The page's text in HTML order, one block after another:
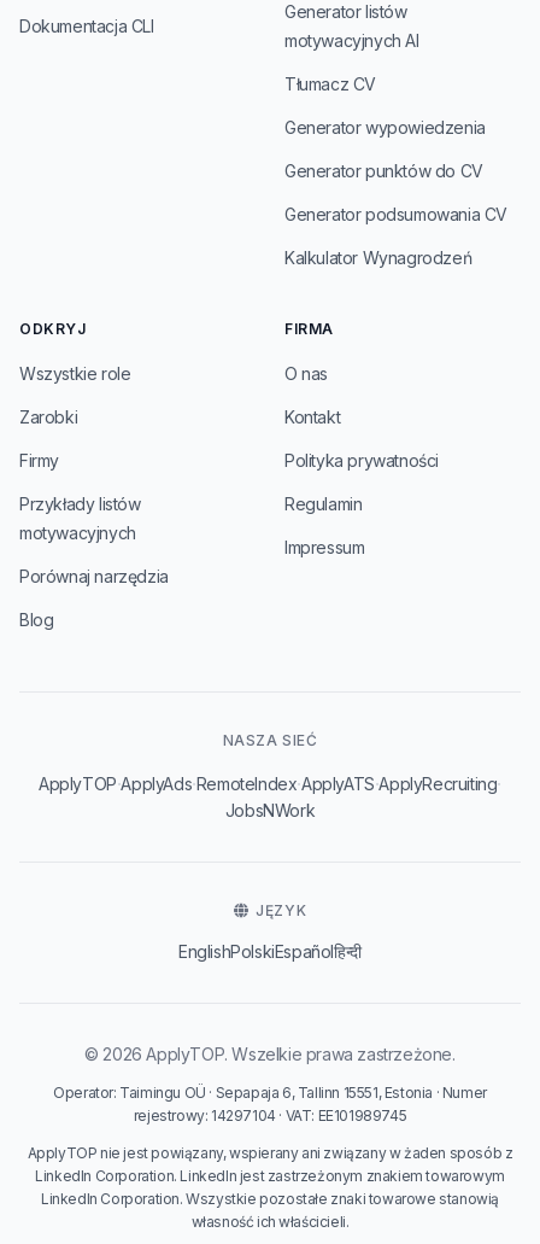
Dokumentacja CLI
Generator listów
motywacyjnych AI
Tłumacz CV
Generator wypowiedzenia
Generator punktów do CV
Generator podsumowania CV
Kalkulator Wynagrodzeń
ODKRYJ
Wszystkie role
Zarobki
Firmy
Przykłady listów
motywacyjnych
Porównaj narzędzia
Blog
FIRMA
O nas
Kontakt
Polityka prywatności
Regulamin
Impressum
NASZA SIEĆ
ApplyTOP·ApplyAds·RemoteIndex·ApplyATS·ApplyRecruiting·
JobsNWork
JĘZYK
EnglishPolskiEspañolहिन्दी
© 2026 ApplyTOP. Wszelkie prawa zastrzeżone.
Operator: Taimingu OÜ · Sepapaja 6, Tallinn 15551, Estonia · Numer
rejestrowy: 14297104 · VAT: EE101989745
ApplyTOP nie jest powiązany, wspierany ani związany w żaden sposób z
LinkedIn Corporation. LinkedIn jest zastrzeżonym znakiem towarowym
LinkedIn Corporation. Wszystkie pozostałe znaki towarowe stanowią
własność ich właścicieli.